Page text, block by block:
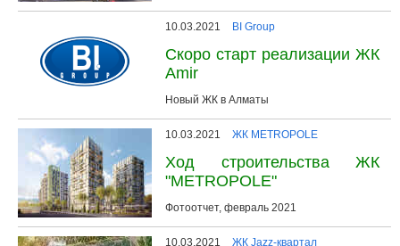
10.03.2021 BI Group
Скоро старт реализации ЖК
Amir
Новый ЖК в Алматы
10.03.2021 ЖК METROPOLE
Ход строительства ЖК
"METROPOLE"
Фотоотчет, февраль 2021
10.03.2021 ЖК Jazz-квартал